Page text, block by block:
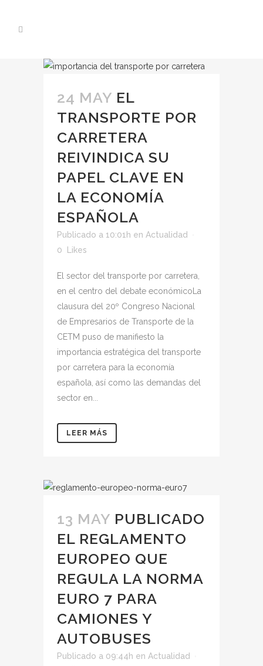
24 MAY EL
TRANSPORTE POR
CARRETERA
REIVINDICA SU
PAPEL CLAVE EN
LA ECONOMÍA
ESPAÑOLA
Publicado a 10:01h en Actualidad
0
Likes
El sector del transporte por carretera,
en el centro del debate económicoLa
clausura del 20º Congreso Nacional
de Empresarios de Transporte de la
CETM puso de manifiesto la
importancia estratégica del transporte
por carretera para la economía
española, así como las demandas del
sector en...
LEER MÁS
13 MAY PUBLICADO
EL REGLAMENTO
EUROPEO QUE
REGULA LA NORMA
EURO 7 PARA
CAMIONES Y
AUTOBUSES
Publicado a 09:44h en Actualidad